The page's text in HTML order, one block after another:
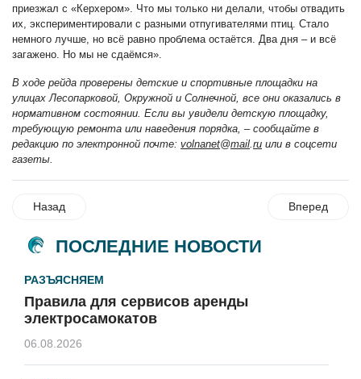
приезжал с «Керхером». Что мы только ни делали, чтобы отвадить
их, экспериментировали с разными отпугивателями птиц. Стало
немного лучше, но всё равно проблема остаётся. Два дня – и всё
загажено. Но мы не сдаёмся».
В ходе рейда проверены детские и спортивные площадки на
улицах Лесопарковой, Окружной и Солнечной, все они оказались в
нормативном состоянии. Если вы увидели детскую площадку,
требующую ремонта или наведения порядка, – сообщайте в
редакцию по электронной почте: volnanet@mail ru или в соцсети
газеты.
Назад Вперед
ПОСЛЕДНИЕ НОВОСТИ
РАЗЪЯСНЯЕМ
Правила для сервисов аренды
электросамокатов
06.08.2026